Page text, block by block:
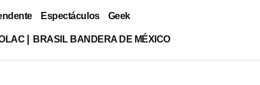
Espectáculos Geek
BRASIL BANDERA DE MÉXICO